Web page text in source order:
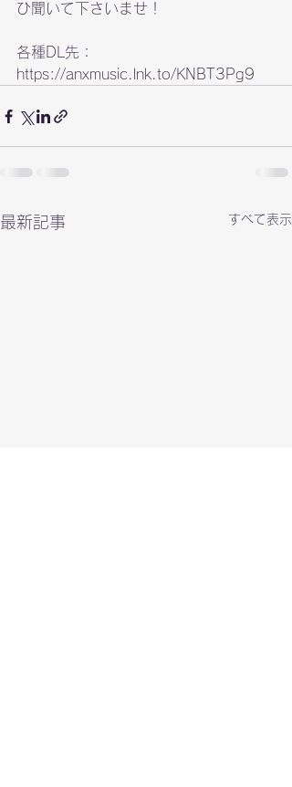
ひ聞いて下さいませ！
各種DL先：
https://anxmusic.lnk.to/KNBT3Pg9
最新記事 すべて表示